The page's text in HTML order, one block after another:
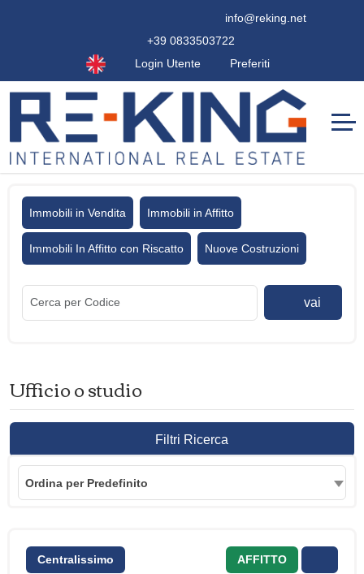
info@reking.net
+39 0833503722
Login Utente
Preferiti
Immobili in Vendita Immobili in Affitto
Immobili In Affitto con Riscatto Nuove Costruzioni
vai
Ufficio o studio
Filtri Ricerca
Ordina per Predefinito
Centralissimo AFFITTO